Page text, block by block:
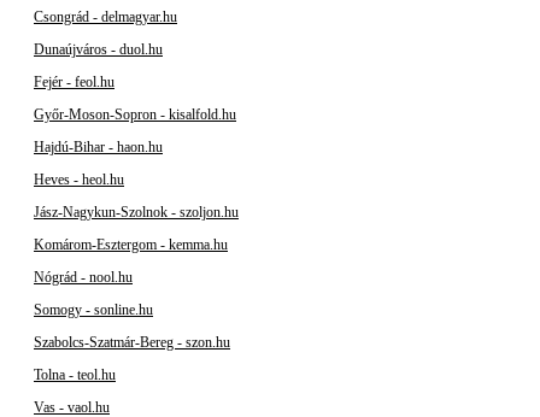
Csongrád - delmagyar.hu
Dunaújváros - duol.hu
Fejér - feol.hu
Győr-Moson-Sopron - kisalfold.hu
Hajdú-Bihar - haon.hu
Heves - heol.hu
Jász-Nagykun-Szolnok - szoljon.hu
Komárom-Esztergom - kemma.hu
Nógrád - nool.hu
Somogy - sonline.hu
Szabolcs-Szatmár-Bereg - szon.hu
Tolna - teol.hu
Vas - vaol.hu